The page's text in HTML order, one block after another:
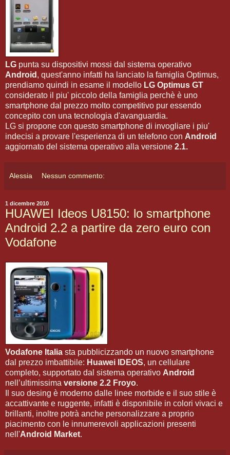
LG punta su dispositivi mossi dal sistema operativo
Android , quest'anno infatti ha lanciato la famiglia Optimus,
prendiamo quindi in esame il modello LG Optimus GT
considerato il piu' piccolo della famiglia perchè è uno
smartphone dal prezzo molto competitivo pur essendo
concepito con una tecnologia d'avanguardia.
LG si propone con questo smartphone di invogliare i piu'
indecisi a provare l'esperienza di un telefono con Android
aggiornato del sistema operativo alla versione 2.1.
Alessia Nessun commento:
1 dicembre 2010
HUAWEI Ideos U8150: lo smartphone
Android 2.2 a partire da zero euro con
Vodafone
Vodafone Italia sta pubblicizzando un nuovo smartphone
dal prezzo imbattibile: Huawei IDEOS, un cellulare
completo, supportato dal sistema operativo Android
nell’ultimissima versione 2.2 Froyo.
Il suo desing è moderno dalle linee morbide e il suo stile è
accattivante e ruggente, infatti è disponibile in colori vivaci e
brillanti, inoltre potrà anche personalizzare a proprio
piacimento con le innumerevoli applicazioni presenti
nell'Android Market.